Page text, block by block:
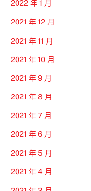
2022 年 1 月
2021 年 12 月
2021 年 11 月
2021 年 10 月
2021 年 9 月
2021 年 8 月
2021 年 7 月
2021 年 6 月
2021 年 5 月
2021 年 4 月